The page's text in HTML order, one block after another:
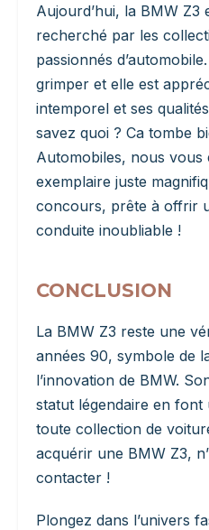
Aujourd’hui, la BMW
recherché par les
passionnés
grimper et elle est
intemporel et ses
savez quoi ? Ca tombe
Automobiles, nous
exemplaire juste
concours, prête à offrir
conduite inoubliable !
CONCLUSION
La BMW Z3 reste une
années 90, symbole de
l’innovation de BMW.
statut légendaire en
toute collection de
acquérir une BMW Z3,
contacter !
Plongez dans l’univers